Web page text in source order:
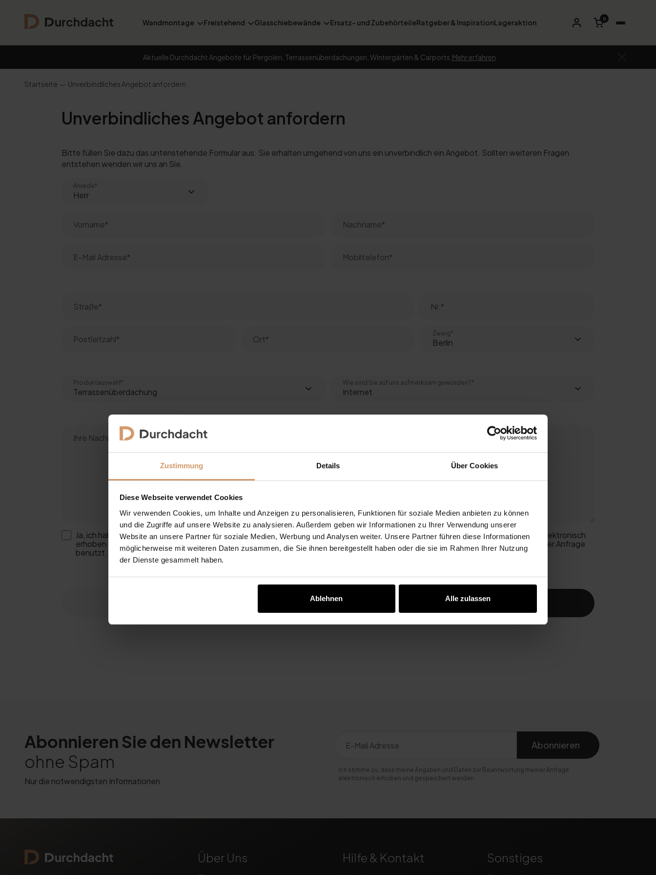
Zustimmung Details Über Cookies
Diese Webseite verwendet Cookies
Wir verwenden Cookies, um Inhalte und Anzeigen zu personalisieren, Funktionen für soziale Medien anbieten zu können
und die Zugriffe auf unsere Website zu analysieren. Außerdem geben wir Informationen zu Ihrer Verwendung unserer
Website an unsere Partner für soziale Medien, Werbung und Analysen weiter. Unsere Partner führen diese Informationen
möglicherweise mit weiteren Daten zusammen, die Sie ihnen bereitgestellt haben oder die sie im Rahmen Ihrer Nutzung
der Dienste gesammelt haben.
Ablehnen Alle zulassen
Wandmontage Freistehend Glasschiebewände Ersatz- und ZubehörteileRatgeber & InspirationLageraktion 0
Aktuelle Durchdacht Angebote für Pergolen, Terrassenüberdachungen, Wintergärten & Carports. Mehr erfahren
Startseite Unverbindliches Angebot anfordern
Unverbindliches Angebot anfordern
Bitte füllen Sie dazu das untenstehende Formular aus. Sie erhalten umgehend von uns ein unverbindlich ein Angebot. Sollten weiteren Fragen
entstehen wenden wir uns an Sie.
Anrede*
Zweig*
Produktauswahl* Wie sind Sie auf uns aufmerksam geworden?*
Ja, ich habe die Datenschutzerklärung zur Kenntnis genommen und bin damit einverstanden, dass die von mir angegebenen Daten elektronisch
erhoben und gespeichert werden. Meine Daten werden dabei nur streng zweckgebunden zur Bearbeitung und Beantwortung meiner Anfrage
benutzt. Mit dem Absenden des Kontaktformulars erkläre ich mich mit der Verarbeitung einverstanden.
Jetzt senden
Abonnieren Sie den Newsletter
ohne Spam
Nur die notwendigsten Informationen
Abonnieren
Ich stimme zu, dass meine Angaben und Daten zur Beantwortung meiner Anfrage
elektronisch erhoben und gespeichert werden.
Über Uns Hilfe & Kontakt Sonstiges